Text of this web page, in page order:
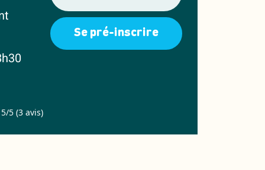
Se pré-inscrire
5 (3 avis)